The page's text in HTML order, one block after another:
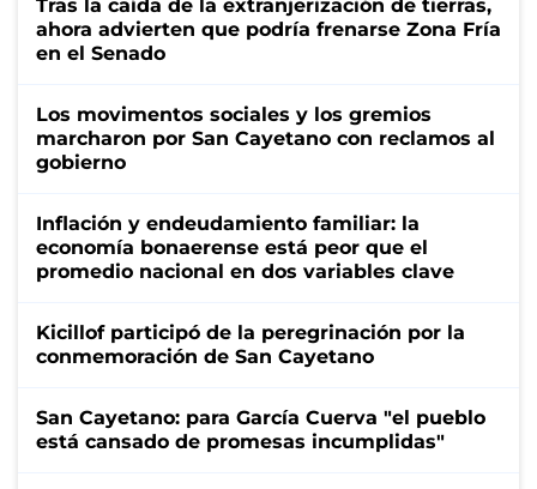
Tras la caída de la extranjerización de tierras,
ahora advierten que podría frenarse Zona Fría
en el Senado
Los movimentos sociales y los gremios
marcharon por San Cayetano con reclamos al
gobierno
Inflación y endeudamiento familiar: la
economía bonaerense está peor que el
promedio nacional en dos variables clave
Kicillof participó de la peregrinación por la
conmemoración de San Cayetano
San Cayetano: para García Cuerva "el pueblo
está cansado de promesas incumplidas"